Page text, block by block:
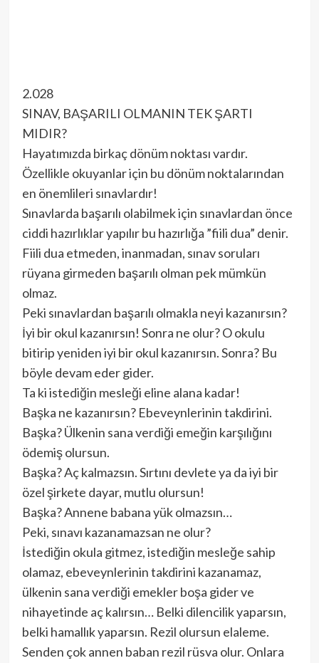
2.028
SINAV, BAŞARILI OLMANIN TEK ŞARTI
MIDIR?
Hayatımızda birkaç dönüm noktası vardır.
Özellikle okuyanlar için bu dönüm noktalarından
en önemlileri sınavlardır!
Sınavlarda başarılı olabilmek için sınavlardan önce
ciddi hazırlıklar yapılır bu hazırlığa ”fiili dua” denir.
Fiili dua etmeden, inanmadan, sınav soruları
rüyana girmeden başarılı olman pek mümkün
olmaz.
Peki sınavlardan başarılı olmakla neyi kazanırsın?
İyi bir okul kazanırsın! Sonra ne olur? O okulu
bitirip yeniden iyi bir okul kazanırsın. Sonra? Bu
böyle devam eder gider.
Ta ki istediğin mesleği eline alana kadar!
Başka ne kazanırsın? Ebeveynlerinin takdirini.
Başka? Ülkenin sana verdiği emeğin karşılığını
ödemiş olursun.
Başka? Aç kalmazsın. Sırtını devlete ya da iyi bir
özel şirkete dayar, mutlu olursun!
Başka? Annene babana yük olmazsın…
Peki, sınavı kazanamazsan ne olur?
İstediğin okula gitmez, istediğin mesleğe sahip
olamaz, ebeveynlerinin takdirini kazanamaz,
ülkenin sana verdiği emekler boşa gider ve
nihayetinde aç kalırsın… Belki dilencilik yaparsın,
belki hamallık yaparsın. Rezil olursun elaleme.
Senden çok annen baban rezil rüsva olur. Onlara